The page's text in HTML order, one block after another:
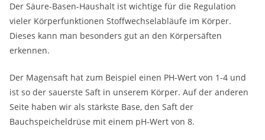
Der Säure-Basen-Haushalt ist wichtige für die Regulation
vieler Körperfunktionen Stoffwechselabläufe im Körper.
Dieses kann man besonders gut an den Körpersäften
erkennen.
Der Magensaft hat zum Beispiel einen PH-Wert von 1-4 und
ist so der sauerste Saft in unserem Körper. Auf der anderen
Seite haben wir als stärkste Base, den Saft der
Bauchspeicheldrüse mit einem pH-Wert von 8.